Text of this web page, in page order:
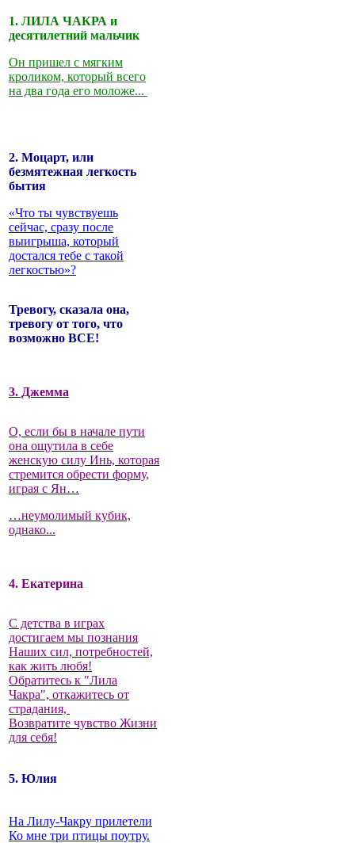
1. ЛИЛА ЧАКРА и
десятилетний мальчик
Он пришел с мягким
кроликом, который всего
на два года его моложе...
2. Моцарт, или
безмятежная легкость
бытия
«Что ты чувствуешь
сейчас, сразу после
выигрыша, который
достался тебе с такой
легкостью»?
Тревогу, сказала она,
тревогу от того, что
возможно ВСЕ!
3. Джемма
О, если бы в начале пути
она ощутила в себе
женскую силу Инь, которая
стремится обрести форму,
играя с Ян…
…неумолимый кубик,
однако...
4. Екатерина
С детства в играх
достигаем мы познания
Наших сил, потребностей,
как жить любя!
Обратитесь к "Лила
Чакра", откажитесь от
страдания,
Возвратите чувство Жизни
для себя!
5. Юлия
На Лилу-Чакру прилетели
Ко мне три птицы поутру.